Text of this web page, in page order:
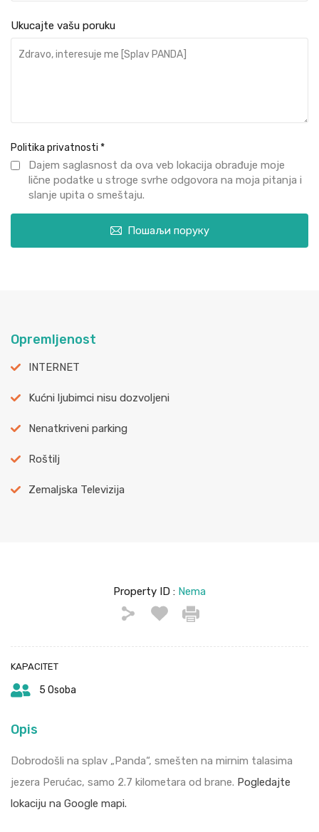
Ukucajte vašu poruku
Politika privatnosti *
Dajem saglasnost da ova veb lokacija obrađuje moje
lične podatke u stroge svrhe odgovora na moja pitanja i
slanje upita o smeštaju.
Пошаљи поруку
Opremljenost
INTERNET
Kućni ljubimci nisu dozvoljeni
Nenatkriveni parking
Roštilj
Zemaljska Televizija
Property ID : Nema
KAPACITET
5 Osoba
Opis
Dobrodošli na splav „Panda“, smešten na mirnim talasima
jezera Perućac, samo 2.7 kilometara od brane. Pogledajte
lokaciju na Google mapi.